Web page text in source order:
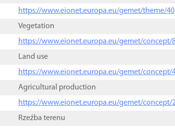
https://www.eionet.europa.eu/gemet/theme/40
Vegetation
https://www.eionet.europa.eu/gemet/concept/
Land use
https://www.eionet.europa.eu/gemet/concept/
Agricultural production
https://www.eionet.europa.eu/gemet/concept/
Rzeźba terenu